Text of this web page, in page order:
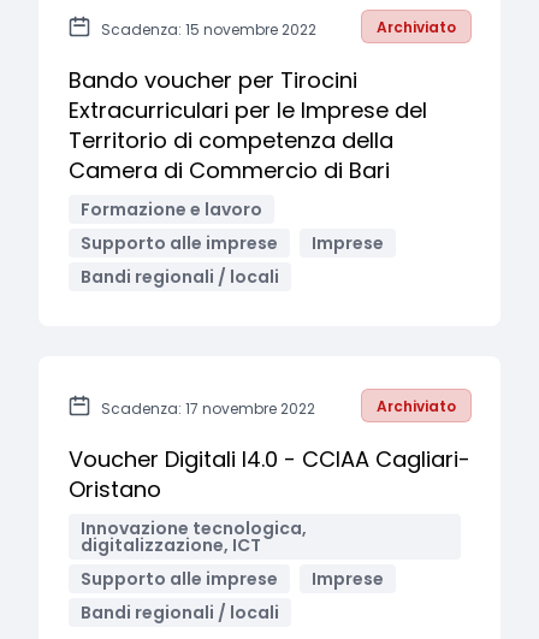
Scadenza: 15 novembre 2022 Archiviato
Bando voucher per Tirocini
Extracurriculari per le Imprese del
Territorio di competenza della
Camera di Commercio di Bari
Formazione e lavoro
Supporto alle imprese
Imprese
Bandi regionali / locali
Scadenza: 17 novembre 2022 Archiviato
Voucher Digitali I4.0 - CCIAA Cagliari-
Oristano
Innovazione tecnologica,
digitalizzazione, ICT
Supporto alle imprese
Imprese
Bandi regionali / locali